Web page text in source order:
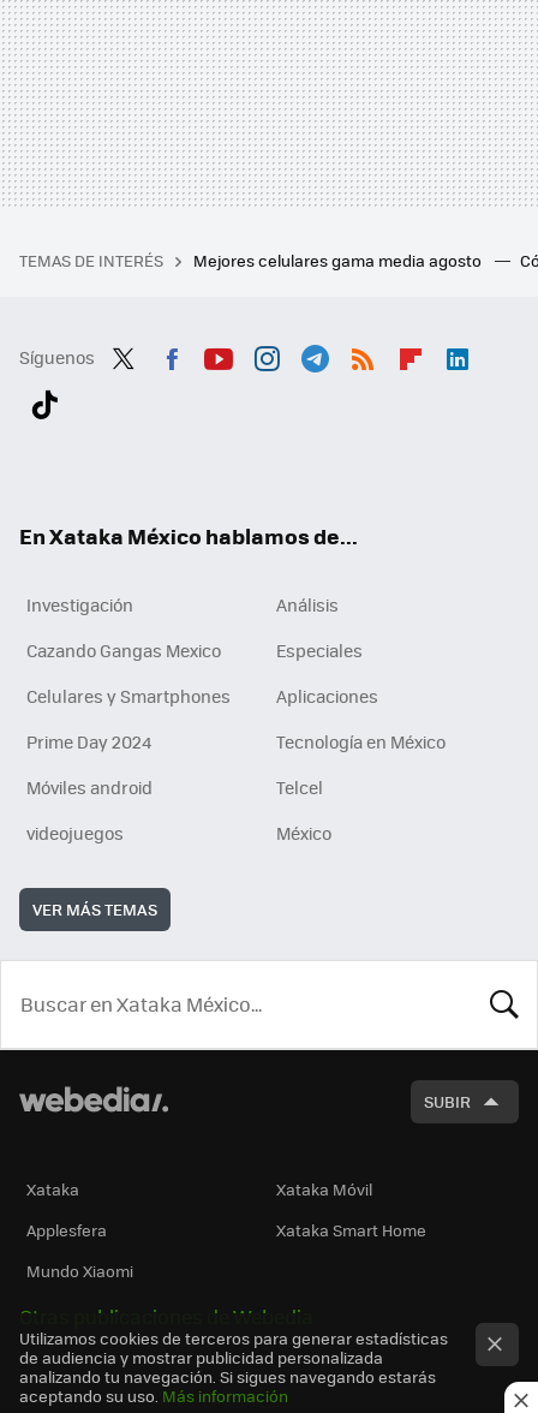
TEMAS DE INTERÉS Mejores celulares gama media agosto
Síguenos
En Xataka México hablamos de...
Investigación
Análisis
Cazando Gangas Mexico
Especiales
Celulares y Smartphones
Aplicaciones
Prime Day 2024
Tecnología en México
Móviles android
Telcel
videojuegos
México
VER MÁS TEMAS
SUBIR
Xataka
Xataka Móvil
Applesfera
Xataka Smart Home
Mundo Xiaomi
Otras publicaciones de Webedia
Utilizamos cookies de terceros para generar estadísticas
de audiencia y mostrar publicidad personalizada
analizando tu navegación. Si sigues navegando estarás
aceptando su uso. Más información